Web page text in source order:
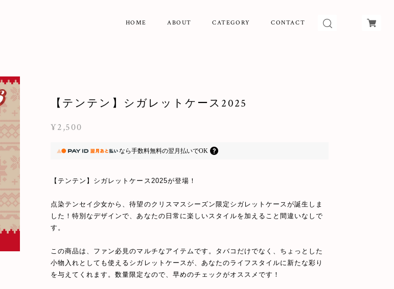
HOME ABOUT CATEGORY CONTACT
【テンテン】シガレットケース2025
¥2,500
なら手数料無料の翌月払いでOK
【テンテン】シガレットケース2025が登場！
点染テンセイ少女から、待望のクリスマスシーズン限定シガレットケースが誕生しま
した！特別なデザインで、あなたの日常に楽しいスタイルを加えること間違いなしで
す。
この商品は、ファン必見のマルチなアイテムです。タバコだけでなく、ちょっとした
小物入れとしても使えるシガレットケースが、あなたのライフスタイルに新たな彩り
を与えてくれます。数量限定なので、早めのチェックがオススメです！